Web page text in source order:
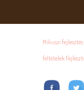
Mikuszi fejlesztés
feltételek